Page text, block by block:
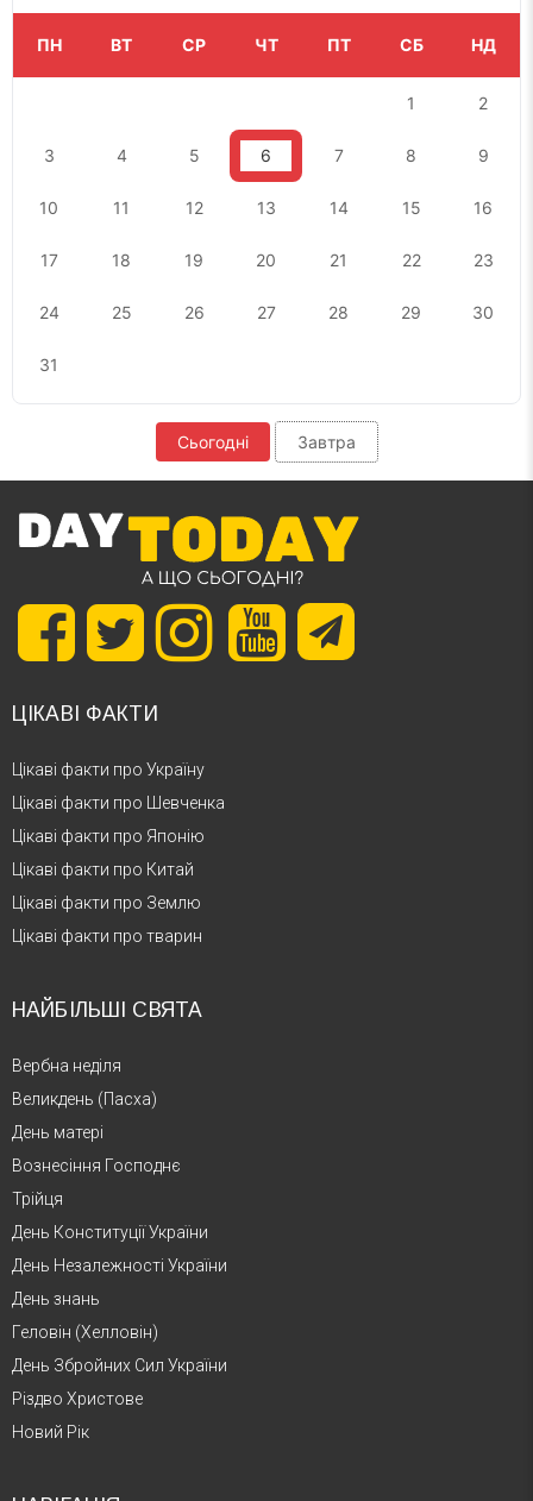
ПН ВТ СР ЧТ ПТ СБ НД
1 2
3 4 5 6 7 8 9
10 11 12 13 14 15 16
17 18 19 20 21 22 23
24 25 26 27 28 29 30
31
Сьогодні Завтра
ЦІКАВІ ФАКТИ
Цікаві факти про Україну
Цікаві факти про Шевченка
Цікаві факти про Японію
Цікаві факти про Китай
Цікаві факти про Землю
Цікаві факти про тварин
НАЙБІЛЬШІ СВЯТА
Вербна неділя
Великдень (Пасха)
День матері
Вознесіння Господнє
Трійця
День Конституції України
День Незалежності України
День знань
Геловін (Хелловін)
День Збройних Сил України
Різдво Христове
Новий Рік